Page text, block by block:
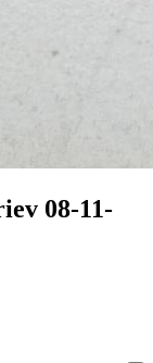
08-11-